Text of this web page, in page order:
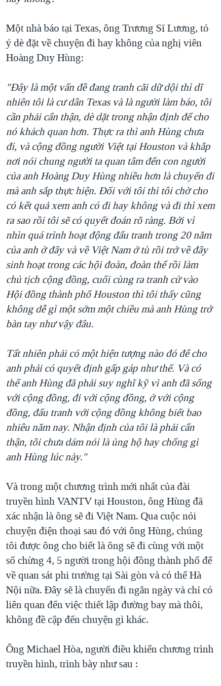
Một nhà báo tại Texas, ông Trương Sĩ Lương, tỏ
ý dè đặt về chuyện đi hay không của nghị viên
Hoàng Duy Hùng:
"Đây là một vấn đề đang tranh cãi dữ dội thì dĩ
nhiên tôi là cư dân Texas và là người làm báo, tôi
cần phải cẩn thận, dè dặt trong nhận định để cho
nó khách quan hơn. Thực ra thì anh Hùng chưa
đi, và cộng đồng người Việt tại Houston và khắp
nơi nói chung người ta quan tâm đến con người
của anh Hoàng Duy Hùng nhiều hơn là chuyến đi
mà anh sắp thực hiện. Đối với tôi thì tôi chờ cho
có kết quả xem anh có đi hay không và đi thì xem
ra sao rồi tôi sẽ có quyết đoán rõ ràng. Bởi vì
nhìn quá trình hoạt động đấu tranh trong 20 năm
của anh ở đây và về Việt Nam ở tù rồi trở về đây
sinh hoạt trong các hội đoàn, đoàn thể rồi làm
chủ tịch cộng đồng, cuối cùng ra tranh cử vào
Hội đồng thành phố Houston thì tôi thấy cũng
không dễ gì một sớm một chiều mà anh Hùng trở
bàn tay như vậy đâu.
Tất nhiên phải có một hiện tượng nào đó để cho
anh phải có quyết định gấp gáp như thế. Và có
thể anh Hùng đã phải suy nghĩ kỹ vì anh đã sống
với cộng đồng, đi với cộng đồng, ở với cộng
đồng, đấu tranh với cộng đồng không biết bao
nhiêu năm nay. Nhận định của tôi là phải cẩn
thận, tôi chưa dám nói là ủng hộ hay chống gì
anh Hùng lúc này."
Và trong một chương trình mới nhất của đài
truyền hình VANTV tại Houston, ông Hùng đã
xác nhận là ông sẽ đi Việt Nam. Qua cuộc nói
chuyện điện thoại sau đó với ông Hùng, chúng
tôi được ông cho biết là ông sẽ đi cùng với một
số chừng 4, 5 người trong hội đồng thành phố để
về quan sát phi trường tại Sài gòn và có thể Hà
Nội nữa. Đây sẽ là chuyến đi ngắn ngày và chỉ có
liên quan đến việc thiết lập đường bay mà thôi,
không đề cập đến chuyện gì khác.
Ông Michael Hòa, người điều khiển chương trình
truyền hình, trình bày như sau :